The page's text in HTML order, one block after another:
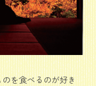
を食べるのが好き